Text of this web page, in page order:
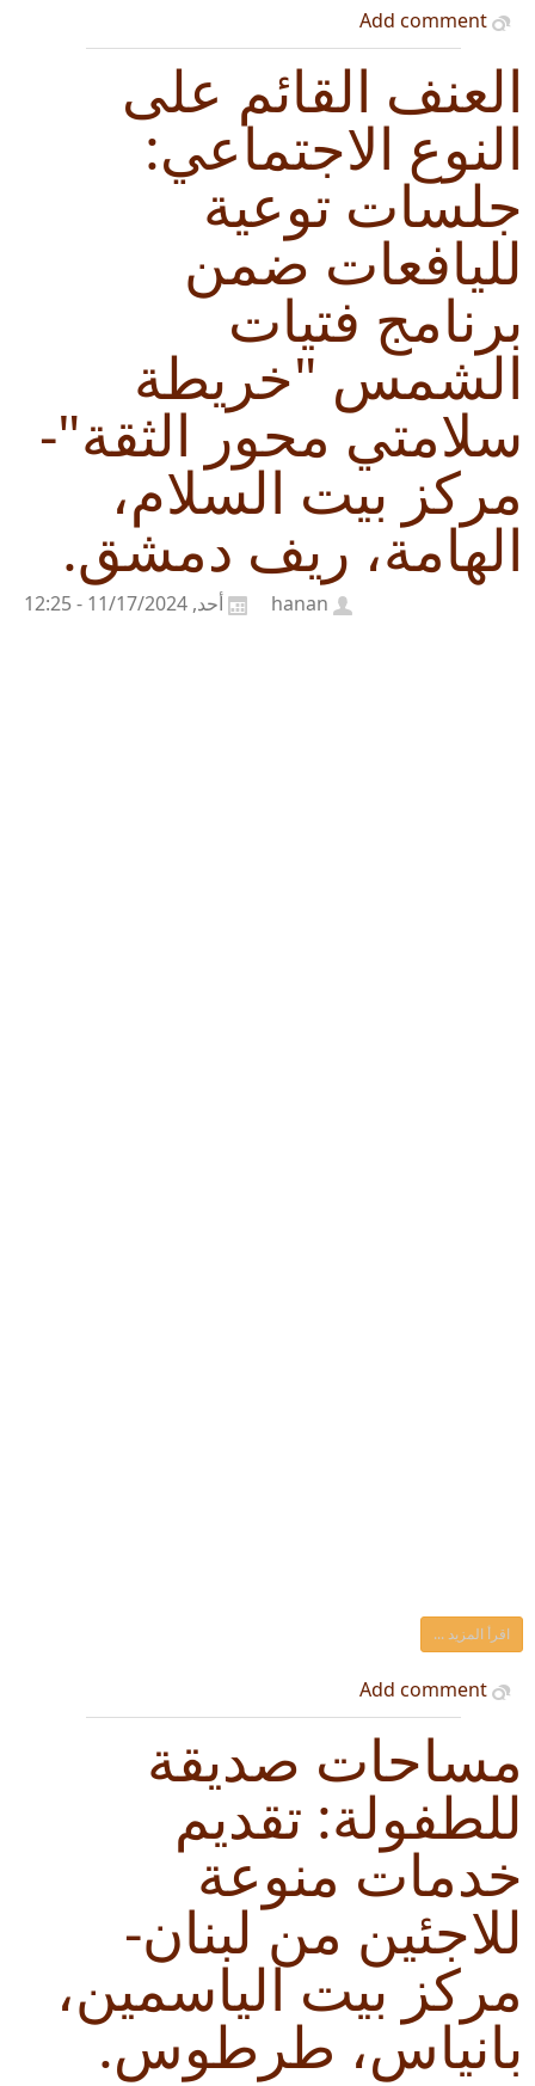
Add comment
العنف القائم على
النوع الاجتماعي:
جلسات توعية
لليافعات ضمن
برنامج فتيات
الشمس "خريطة
سلامتي محور الثقة"-
مركز بيت السلام،
الهامة، ريف دمشق.
أحد, 11/17/2024 - 12:25 hanan
اقرأ المزيد ...
Add comment
مساحات صديقة
للطفولة: تقديم
خدمات منوعة
للاجئين من لبنان-
مركز بيت الياسمين،
بانياس، طرطوس.